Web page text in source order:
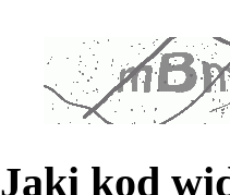
Jaki kod